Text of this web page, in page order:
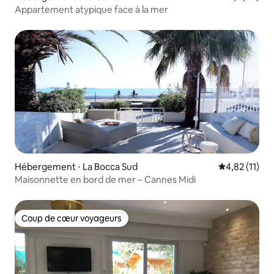
Appartement atypique face à la mer
Hébergement ⋅ La Bocca Sud Évaluation
4,82 (11)
Maisonnette en bord de mer – Cannes Midi
Coup de cœur voyageurs
Coup de cœur voyageurs